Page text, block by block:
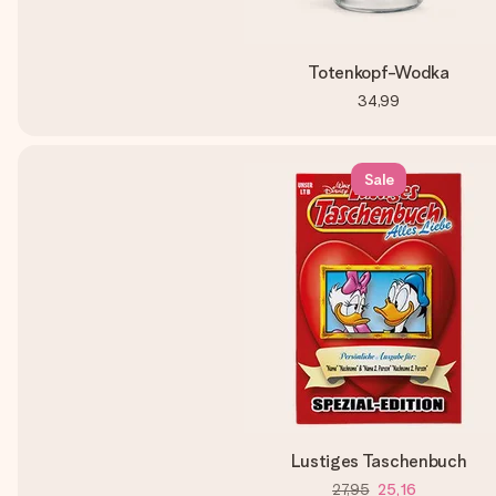
Totenkopf-Wodka
34,99
Sale
Lustiges Taschenbuch
27,95 25,16